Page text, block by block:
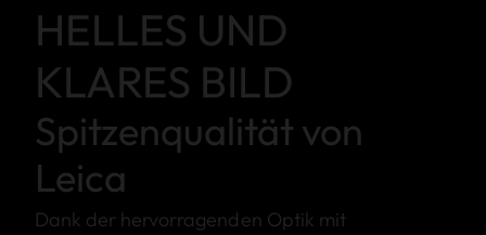
HELLES UND
KLARES BILD
Spitzenqualität von
Leica
Dank der hervorragenden Optik mit